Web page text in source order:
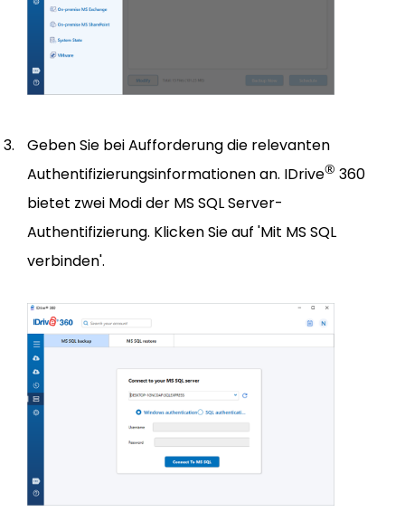
Geben Sie bei Aufforderung die relevanten
Authentifizierungsinformationen an. IDrive® 360
bietet zwei Modi der MS SQL Server-
Authentifizierung. Klicken Sie auf 'Mit MS SQL
verbinden'.